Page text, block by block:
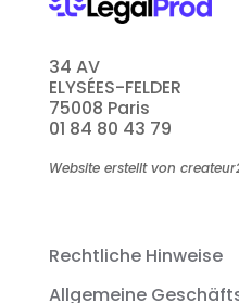
34 AV
ELYSÉES-FELDER
75008 Paris
01 84 80 43 79
Website erstellt von
Rechtliche Hinweise
Allgemeine